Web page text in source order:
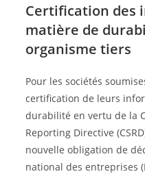
Certification des
matière de
organisme tiers
Pour les sociétés
certification de leurs
durabilité en vertu de la
Reporting Directive
nouvelle obligation de
national des entreprises